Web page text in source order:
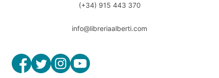
(+34) 915 443 370
info@libreriaalberti.com